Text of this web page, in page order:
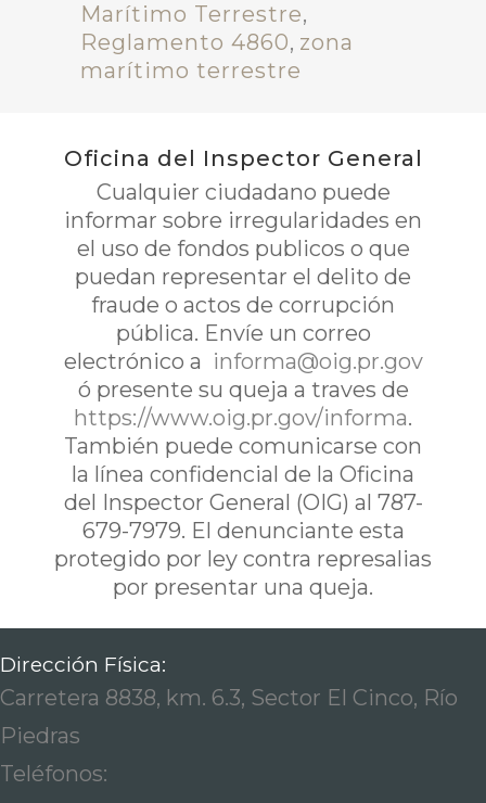
Marítimo Terrestre,
Reglamento 4860, zona
marítimo terrestre
Oficina del Inspector General
Cualquier ciudadano puede
informar sobre irregularidades en
el uso de fondos publicos o que
puedan representar el delito de
fraude o actos de corrupción
pública. Envíe un correo
electrónico a informa@oig.pr.gov
ó presente su queja a traves de
https://www.oig.pr.gov/informa.
También puede comunicarse con
la línea confidencial de la Oficina
del Inspector General (OIG) al 787-
679-7979. El denunciante esta
protegido por ley contra represalias
por presentar una queja.
Dirección Física:
Carretera 8838, km. 6.3, Sector El Cinco, Río
Piedras
Teléfonos: